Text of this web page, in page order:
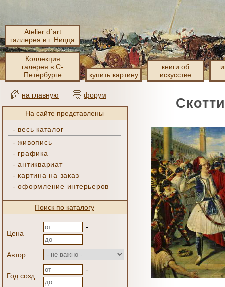
Atelier d´art
галлерея в г. Ницца
Коллекция
галерея в С-
Петербурге
купить картину
книги об
искусстве
на главную форум
На сайте представлены
- весь каталог
-живопись
- графика
-антиквариат
- картина на заказ
-оформление интерьеров
Поиск по каталогу
Цена
-
Автор
Год созд.
-